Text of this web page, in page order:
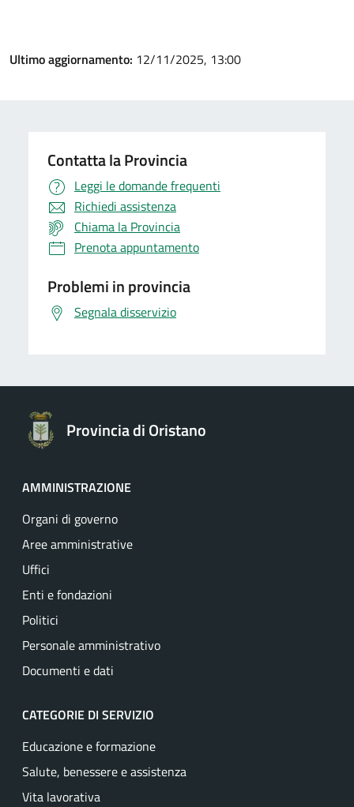
Ultimo aggiornamento: 12/11/2025, 13:00
Contatta la Provincia
Leggi le domande frequenti
Richiedi assistenza
Chiama la Provincia
Prenota appuntamento
Problemi in provincia
Segnala disservizio
Provincia di Oristano
AMMINISTRAZIONE
Organi di governo
Aree amministrative
Uffici
Enti e fondazioni
Politici
Personale amministrativo
Documenti e dati
CATEGORIE DI SERVIZIO
Educazione e formazione
Salute, benessere e assistenza
Vita lavorativa